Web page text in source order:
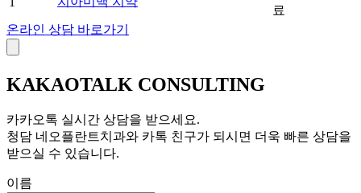
료
온라인 상담 바로가기
KAKAOTALK CONSULTING
카카오톡 실시간 상담을 받으세요.
청담 네오플란트치과와 카톡 친구가 되시면 더욱 빠른 상담을
받으실 수 있습니다.
이름